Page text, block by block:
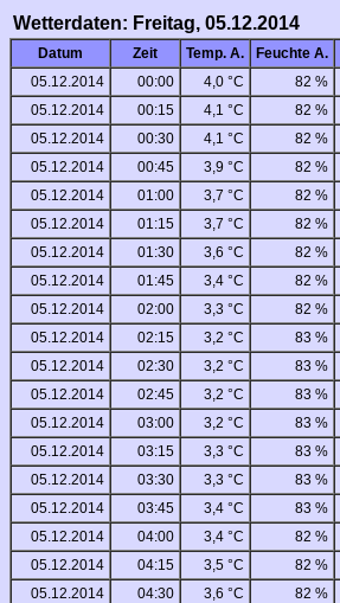
Wetterdaten: Freitag, 05.12.2014
Datum Zeit Temp. A. Feuchte A.
05.12.2014
00:00 4,0 °C 82 %
05.12.2014
00:15 4,1 °C 82 %
05.12.2014
00:30 4,1 °C 82 %
05.12.2014
00:45 3,9 °C 82 %
05.12.2014
01:00 3,7 °C 82 %
05.12.2014
01:15 3,7 °C 82 %
05.12.2014
01:30 3,6 °C 82 %
05.12.2014
01:45 3,4 °C 82 %
05.12.2014
02:00 3,3 °C 82 %
05.12.2014
02:15 3,2 °C 83 %
05.12.2014
02:30 3,2 °C 83 %
05.12.2014
02:45 3,2 °C 83 %
05.12.2014
03:00 3,2 °C 83 %
05.12.2014
03:15 3,3 °C 83 %
05.12.2014
03:30 3,3 °C 83 %
05.12.2014
03:45 3,4 °C 83 %
05.12.2014
04:00 3,4 °C 82 %
05.12.2014
04:15 3,5 °C 82 %
05.12.2014
04:30 3,6 °C 82 %